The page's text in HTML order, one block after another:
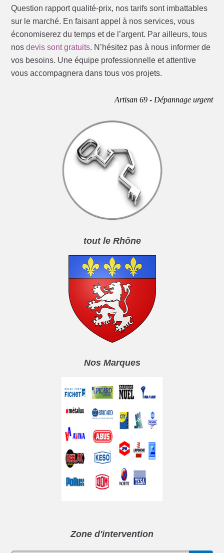
Question rapport qualité-prix, nos tarifs sont imbattables
sur le marché. En faisant appel à nos services, vous
économiserez du temps et de l’argent. Par ailleurs, tous
nosdevis sont gratuits. N’hésitez pas à nous informer de
vos besoins. Une équipe professionnelle et attentive
vous accompagnera dans tous vos projets.
Artisan 69 - Dépannage urgent
tout le Rhône
Nos Marques
Zone d'intervention